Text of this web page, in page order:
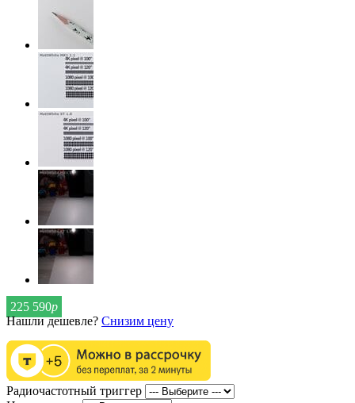
225 590р
Нашли дешевле? Снизим цену
Радиочастотный триггер